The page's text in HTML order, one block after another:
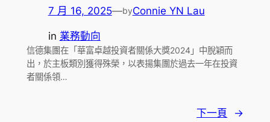
7 月 16, 2025—byConnie YN Lau
in 業務動向
信德集團在「華富卓越投資者關係大獎2024」中脫穎而
出，於主板類別獲得殊榮，以表揚集團於過去一年在投資
者關係領…
下一頁 →